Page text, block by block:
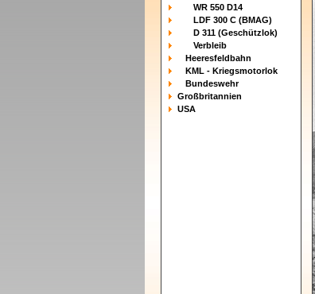
WR 550 D14
LDF 300 C (BMAG)
D 311 (Geschützlok)
Verbleib
Heeresfeldbahn
KML - Kriegsmotorlok
Bundeswehr
Großbritannien
USA